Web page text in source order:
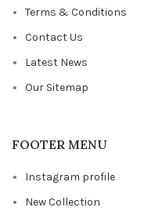
Terms & Conditions
Contact Us
Latest News
Our Sitemap
FOOTER MENU
Instagram profile
New Collection